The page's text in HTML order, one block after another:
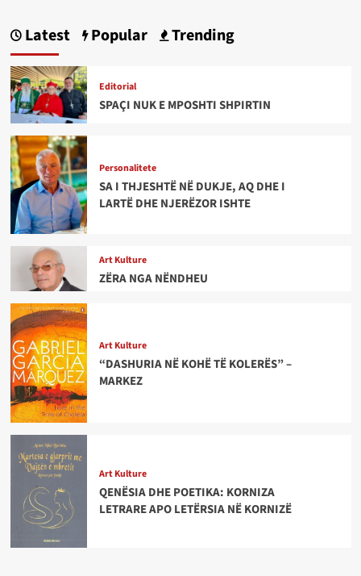
Latest Popular Trending
Editorial
SPAÇI NUK E MPOSHTI SHPIRTIN
Personalitete
SA I THJESHTË NË DUKJE, AQ DHE I
LARTË DHE NJERËZOR ISHTE
Art Kulture
ZËRA NGA NËNDHEU
Art Kulture
“DASHURIA NË KOHË TË KOLERËS” –
MARKEZ
Art Kulture
QENËSIA DHE POETIKA: KORNIZA
LETRARE APO LETËRSIA NË KORNIZË